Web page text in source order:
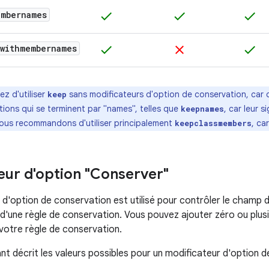
check check check
check clear check
d'utiliser keep sans modificateurs d'option de conservation, car
qui se terminent par "names", telles que keepnames, car leur
recommandons d'utiliser principalement keepclassmembers,
d'option "Conserver"
d'option de conservation est utilisé pour contrôler le champ
règle de conservation. Vous pouvez ajouter zéro ou
règle de conservation.
décrit les valeurs possibles pour un modificateur d'option